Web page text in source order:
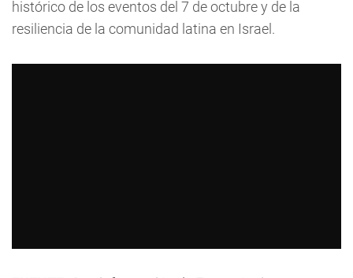
histórico de los eventos del 7 de octubre y de la
resiliencia de la comunidad latina en Israel.